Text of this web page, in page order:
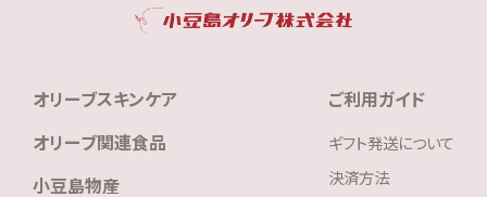
オリーブスキンケア
オリーブ関連食品
小豆島物産
ご利用ガイド
ギフト発送について
決済方法